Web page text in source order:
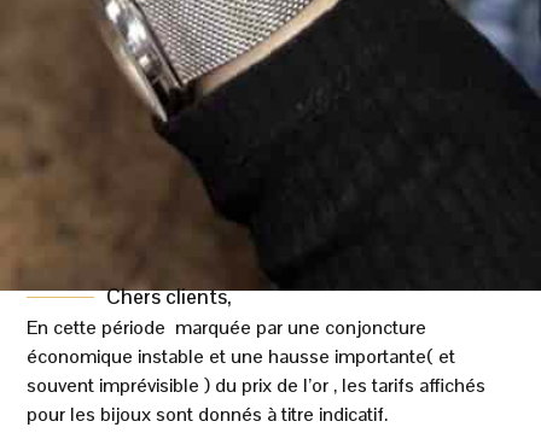
Une alliance trois ors au design raffiné
La combinaison des trois teintes d’or crée un
contraste subtil et met en valeur chaque anneau.
De plus, la forme demi-jonc apporte une finition
douce et un confort agréable au porté.
Cette
alliance 3 ors 18K
moment important. Par ailleurs, son design
équilibré permet de l’associer facilement avec
d’autres bijoux en or.
Un bijou intemporel en or 18 carats
Chers clients,
En cette période marquée par une conjoncture
économique instable et une hausse importante( et
souvent imprévisible ) du prix de l’or , les tarifs affichés
pour les bijoux sont donnés à titre indicatif.